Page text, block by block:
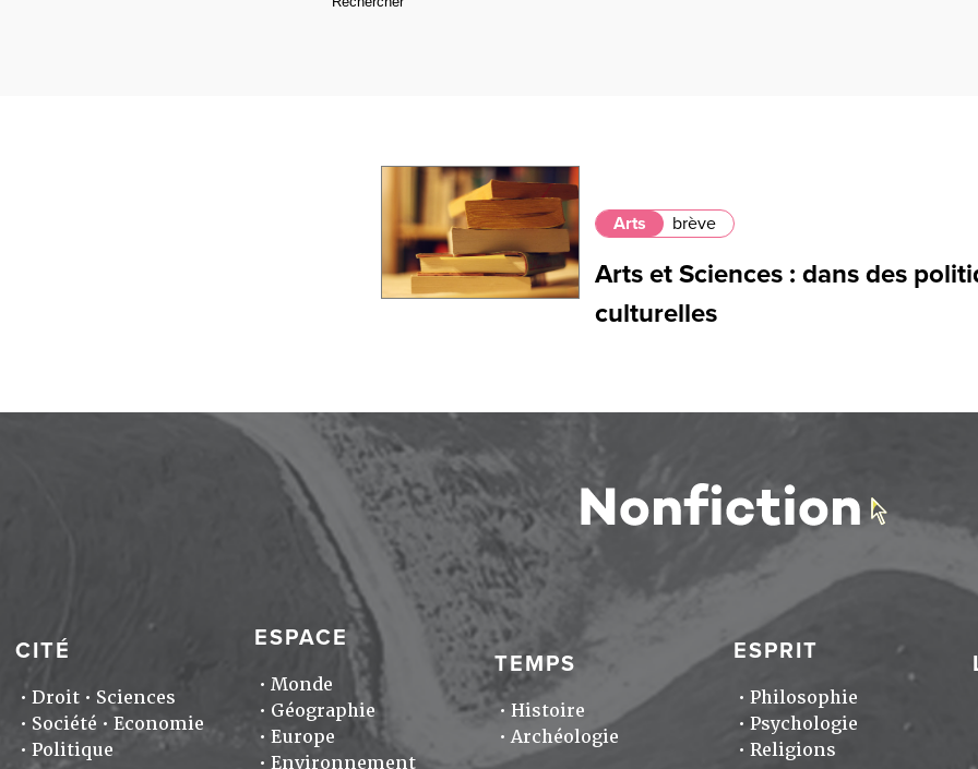
Arts brève
Arts et Sciences : dans des
culturelles
CITÉ
Droit
Sciences
Société
Economie
Politique
ESPACE
Monde
Géographie
Europe
Environnement
TEMPS
Histoire
Archéologie
ESPRIT
Philosophie
Psychologie
Religions